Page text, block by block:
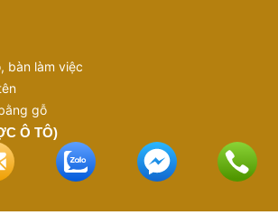
bàn làm việc
gỗ
Ô TÔ)